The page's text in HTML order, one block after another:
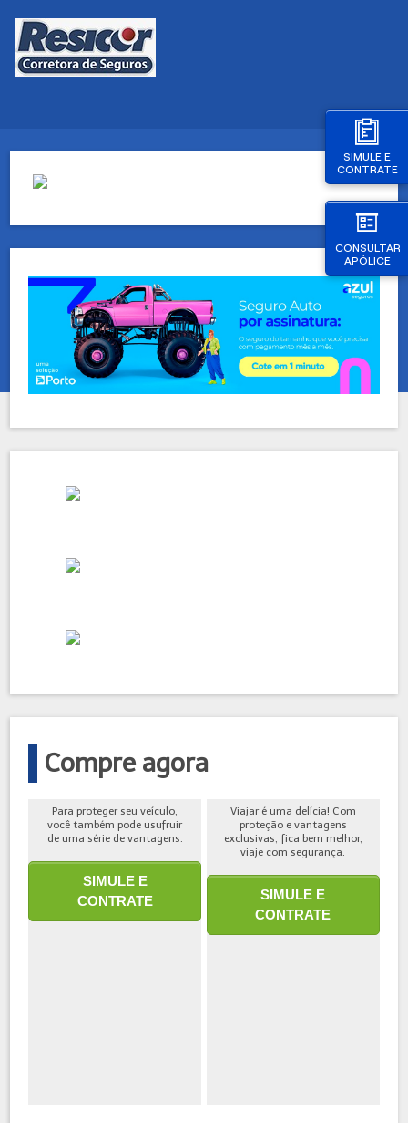
SIMULE E
CONTRATE
CONSULTAR
APÓLICE
Compre agora
Para proteger seu veículo,
você também pode usufruir
de uma série de vantagens.
SIMULE E
CONTRATE
Viajar é uma delícia! Com
proteção e vantagens
exclusivas, fica bem melhor,
viaje com segurança.
SIMULE E
CONTRATE